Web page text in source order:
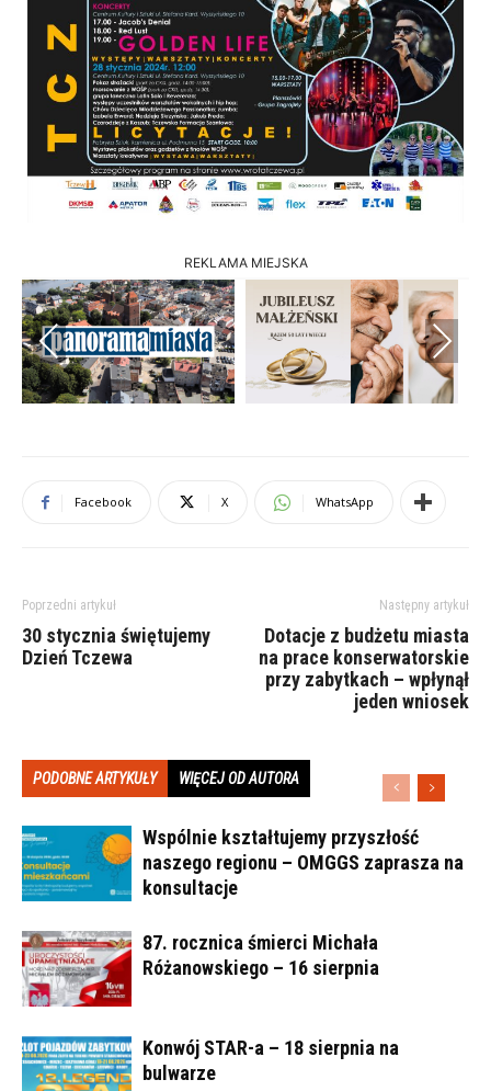
REKLAMA MIEJSKA
Previous Next
Facebook X WhatsApp
Poprzedni artykuł
30 stycznia świętujemy
Dzień Tczewa
Następny artykuł
Dotacje z budżetu miasta
na prace konserwatorskie
przy zabytkach – wpłynął
jeden wniosek
PODOBNE ARTYKUŁY WIĘCEJ OD AUTORA
Wspólnie kształtujemy przyszłość
naszego regionu – OMGGS zaprasza na
konsultacje
87. rocznica śmierci Michała
Różanowskiego – 16 sierpnia
Konwój STAR-a – 18 sierpnia na
bulwarze